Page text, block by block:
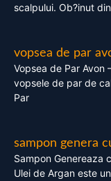
scalpului. Ob?inut
vopsea de par
Vopsea de Par Avon
vopsele de par de
Par
sampon genera
Sampon Genereaza
Ulei de Argan este